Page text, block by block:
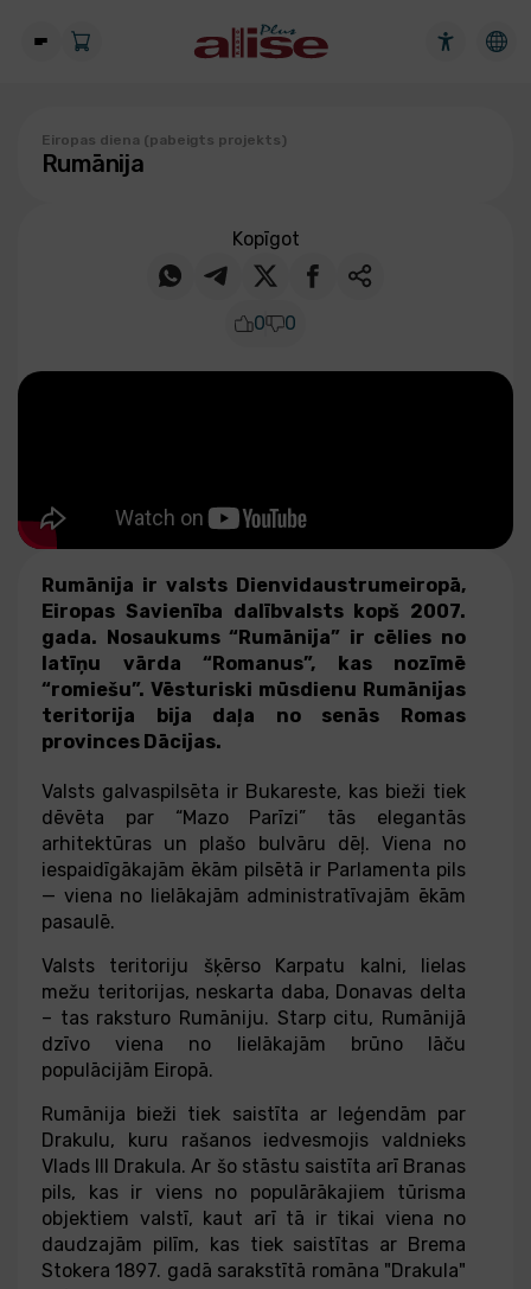
Eiropas diena (pabeigts projekts)
Rumānija
Kopīgot
0 0
Rumānija ir valsts Dienvidaustrumeiropā,
Eiropas Savienība dalībvalsts kopš 2007.
gada. Nosaukums “Rumānija” ir cēlies no
latīņu vārda “Romanus”, kas nozīmē
“romiešu”. Vēsturiski mūsdienu Rumānijas
teritorija bija daļa no senās Romas
provinces Dācijas.
Valsts galvaspilsēta ir Bukareste, kas bieži tiek
dēvēta par “Mazo Parīzi” tās elegantās
arhitektūras un plašo bulvāru dēļ. Viena no
iespaidīgākajām ēkām pilsētā ir Parlamenta pils
— viena no lielākajām administratīvajām ēkām
pasaulē.
Valsts teritoriju šķērso Karpatu kalni, lielas
mežu teritorijas, neskarta daba, Donavas delta
– tas raksturo Rumāniju. Starp citu, Rumānijā
dzīvo viena no lielākajām brūno lāču
populācijām Eiropā.
Rumānija bieži tiek saistīta ar leģendām par
Drakulu, kuru rašanos iedvesmojis valdnieks
Vlads III Drakula. Ar šo stāstu saistīta arī Branas
pils, kas ir viens no populārākajiem tūrisma
objektiem valstī, kaut arī tā ir tikai viena no
daudzajām pilīm, kas tiek saistītas ar Brema
Stokera 1897. gadā sarakstītā romāna "Drakula"